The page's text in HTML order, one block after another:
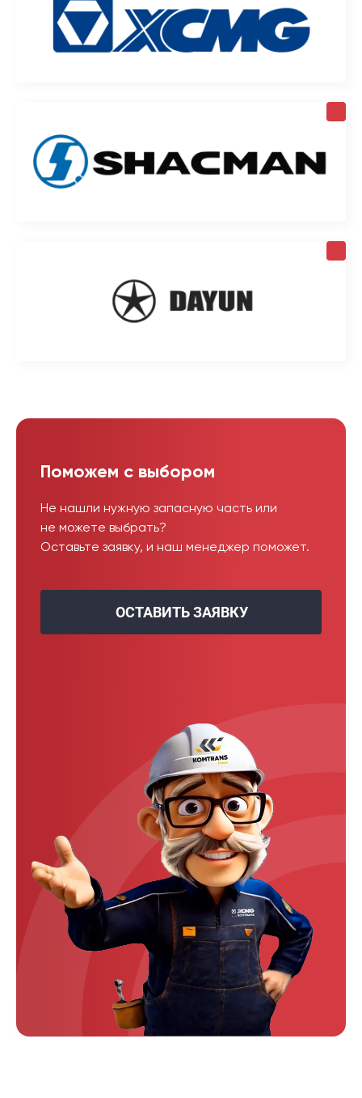
Поможем с выбором
Не нашли нужную запасную часть или
не можете выбрать?
Оставьте заявку, и наш менеджер поможет.
ОСТАВИТЬ ЗАЯВКУ